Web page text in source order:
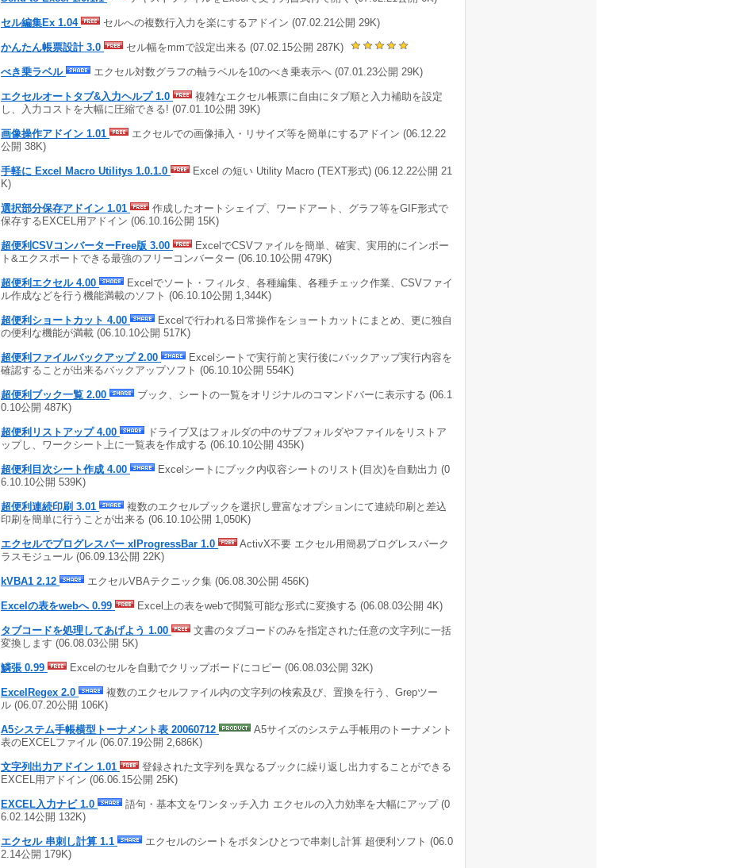
セル編集Ex 1.04 セルへの複数行入力を楽にするアドイン (07.02.21公開 29K)
かんたん帳票設計 3.0 セル幅をmmで設定出来る (07.02.15公開 287K)
べき乗ラベル エクセル対数グラフの軸ラベルを10のべき乗表示へ (07.01.23公開 29K)
エクセルオートタブ&入力ヘルプ 1.0
複雑なエクセル帳票に自由にタブ順と入力補助を設定
し、入力コストを大幅に圧縮できる! (07.01.10公開 39K)
画像操作アドイン 1.01
エクセルでの画像挿入・リサイズ等を簡単にするアドイン (06.12.22
公開 38K)
手軽に Excel Macro Utilitys 1.0.1.0
Excel の短い Utility Macro (TEXT形式) (06.12.22公開 21
K)
選択部分保存アドイン 1.01
作成したオートシェイプ、ワードアート、グラフ等をGIF形式で
保存するEXCEL用アドイン (06.10.16公開 15K)
超便利CSVコンバーターFree版 3.00
ExcelでCSVファイルを簡単、確実、実用的にインポー
ト&エクスポートできる最強のフリーコンバーター (06.10.10公開 479K)
超便利エクセル 4.00
Excelでソート・フィルタ、各種編集、各種チェック作業、CSVファイ
ル作成などを行う機能満載のソフト (06.10.10公開 1,344K)
超便利ショートカット 4.00
Excelで行われる日常操作をショートカットにまとめ、更に独自
の便利な機能が満載 (06.10.10公開 517K)
超便利ファイルバックアップ 2.00
Excelシートで実行前と実行後にバックアップ実行内容を
確認することが出来るバックアップソフト (06.10.10公開 554K)
超便利ブック一覧 2.00
ブック、シートの一覧をオリジナルのコマンドバーに表示する (06.1
0.10公開 487K)
超便利リストアップ 4.00
ドライブ又はフォルダの中のサブフォルダやファイルをリストア
ップし、ワークシート上に一覧表を作成する (06.10.10公開 435K)
超便利目次シート作成 4.00
Excelシートにブック内収容シートのリスト(目次)を自動出力 (0
6.10.10公開 539K)
超便利連続印刷 3.01
複数のエクセルブックを選択し豊富なオプションにて連続印刷と差込
印刷を簡単に行うことが出来る (06.10.10公開 1,050K)
エクセルでプログレスバー xlProgressBar 1.0
ActivX不要 エクセル用簡易プログレスバーク
ラスモジュール (06.09.13公開 22K)
kVBA1 2.12 エクセルVBAテクニック集 (06.08.30公開 456K)
Excelの表をwebへ 0.99 Excel上の表をwebで閲覧可能な形式に変換する (06.08.03公開 4K)
タブコードを処理してあげよう 1.00
文書のタブコードのみを指定された任意の文字列に一括
変換します (06.08.03公開 5K)
鱗張 0.99 Excelのセルを自動でクリップボードにコピー (06.08.03公開 32K)
ExcelRegex 2.0
複数のエクセルファイル内の文字列の検索及び、置換を行う、Grepツー
ル (06.07.20公開 106K)
A5システム手帳横型トーナメント表 20060712
A5サイズのシステム手帳用のトーナメント
表のEXCELファイル (06.07.19公開 2,686K)
文字列出力アドイン 1.01
登録された文字列を異なるブックに繰り返し出力することができる
EXCEL用アドイン (06.06.15公開 25K)
EXCEL入力ナビ 1.0
語句・基本文をワンタッチ入力 エクセルの入力効率を大幅にアップ (0
6.02.14公開 132K)
エクセル 串刺し計算 1.1
エクセルのシートをボタンひとつで串刺し計算 超便利ソフト (06.0
2.14公開 179K)